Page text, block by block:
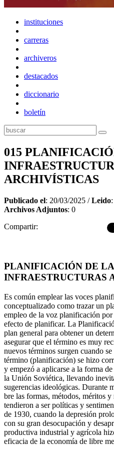
instituciones
carreras
archiveros
destacados
diccionario
boletín
015
ARCHIVÍSTICAS
Publicado el: 20/03/2025 /Leido
Archivos Adjuntos: 0
Compartir:
PLANIFICACIÓN DE
INFRAESTRUCTURAS
Es común emplear las voces
conceptuali­zado como trazar un
empleo de la voz planificación
efecto de pla­nificar. La
plan general para obtener un
asegurar que el término es muy
nuevos términos surgen cuando
término (planificación) se hizo
y empezó a aplicarse a la forma
la Unión Soviética, llevando
sugerencias ideológicas. Durante
bre las formas, métodos, méritos
tendieron a ser políticas y
de 1930, cuando la depresión
con su gran desocupación y
productiva industrial y agrícola
eficacia de la economía de libre